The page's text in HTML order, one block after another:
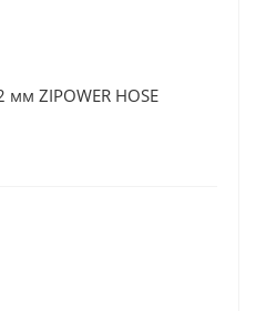
ZIPOWER HOSE